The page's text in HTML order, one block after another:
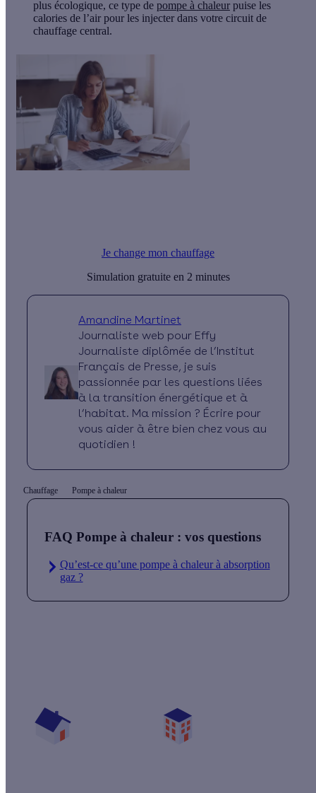
plus écologique, ce type de pompe à chaleur puise les
calories de l’air pour les injecter dans votre circuit de
chauffage central.
Je change mon chauffage
Simulation gratuite en 2 minutes
Amandine Martinet
Journaliste web pour Effy
Journaliste diplômée de l’Institut
Français de Presse, je suis
passionnée par les questions liées
à la transition énergétique et à
l’habitat. Ma mission ? Écrire pour
vous aider à être bien chez vous au
quotidien !
Chauffage Pompe à chaleur
FAQ Pompe à chaleur : vos questions
Qu’est-ce qu’une pompe à chaleur à absorption
gaz ?